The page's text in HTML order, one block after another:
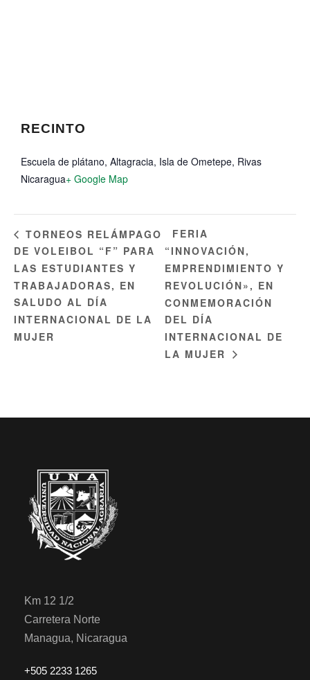
RECINTO
Escuela de plátano, Altagracia, Isla de Ometepe, Rivas
Nicaragua+ Google Map
TORNEOS RELÁMPAGO
DE VOLEIBOL “F” PARA
LAS ESTUDIANTES Y
TRABAJADORAS, EN
SALUDO AL DÍA
INTERNACIONAL DE LA
MUJER
FERIA
“INNOVACIÓN,
EMPRENDIMIENTO Y
REVOLUCIÓN», EN
CONMEMORACIÓN
DEL DÍA
INTERNACIONAL DE
LA MUJER
Km 12 1/2
Carretera Norte
Managua, Nicaragua
+505 2233 1265